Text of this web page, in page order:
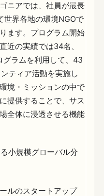
ニアでは、社員が最長
世界各地の環境NGOで
ます。プログラム開始
近の実績では34名、
グラムを利用して、43
ティア活動を実施し
境・ミッションの中で
提供することで、サス
全体に浸透させる機能
小規模グローバル分
ルのスタートアップ